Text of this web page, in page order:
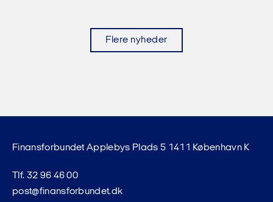
Flere nyheder
Finansforbundet Applebys Plads 5 1411 København K
Tlf. 32 96 46 00
post@finansforbundet.dk